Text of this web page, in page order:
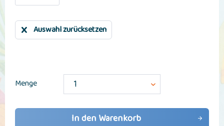
Auswahl zurücksetzen
Menge
In den Warenkorb